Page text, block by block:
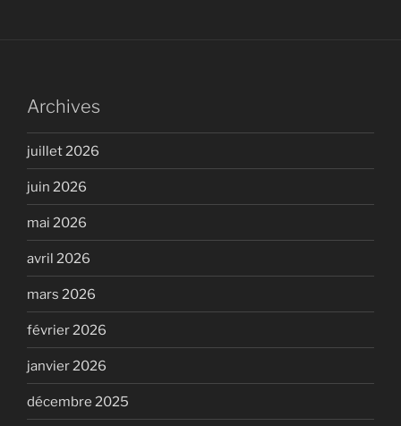
Archives
juillet 2026
juin 2026
mai 2026
avril 2026
mars 2026
février 2026
janvier 2026
décembre 2025